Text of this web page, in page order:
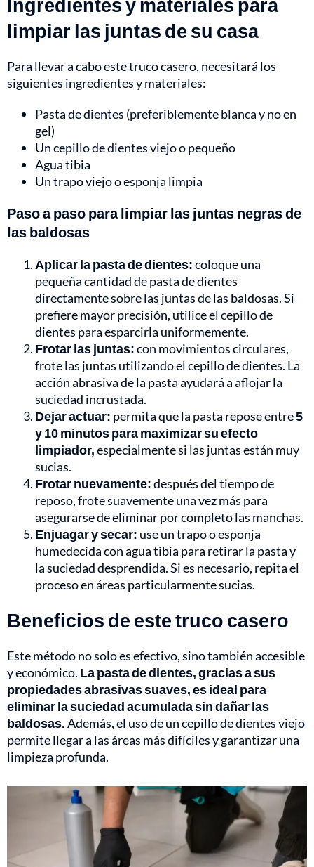
Ingredientes y materiales para
limpiar las juntas de su casa
Para llevar a cabo este truco casero, necesitará los
siguientes ingredientes y materiales:
Pasta de dientes (preferiblemente blanca y no en
gel)
Un cepillo de dientes viejo o pequeño
Agua tibia
Un trapo viejo o esponja limpia
Paso a paso para limpiar las juntas negras de
las baldosas
Aplicar la pasta de dientes:coloque una
pequeña cantidad de pasta de dientes
directamente sobre las juntas de las baldosas. Si
prefiere mayor precisión, utilice el cepillo de
dientes para esparcirla uniformemente.
Frotar las juntas:con movimientos circulares,
frote las juntas utilizando el cepillo de dientes. La
acción abrasiva de la pasta ayudará a aflojar la
suciedad incrustada.
Dejar actuar: permita que la pasta repose entre5
y 10 minutos para maximizar su efecto
limpiador,especialmente si las juntas están muy
sucias.
Frotar nuevamente:después del tiempo de
reposo, frote suavemente una vez más para
asegurarse de eliminar por completo las manchas.
Enjuagar y secar: use un trapo o esponja
humedecida con agua tibia para retirar la pasta y
la suciedad desprendida. Si es necesario, repita el
proceso en áreas particularmente sucias.
Beneficios de este truco casero
Este método no solo es efectivo, sino también accesible
y económico. La pasta de dientes, gracias a sus
propiedades abrasivas suaves, es ideal para
eliminar la suciedad acumulada sin dañar las
baldosas.Además, el uso de un cepillo de dientes viejo
permite llegar a las áreas más difíciles y garantizar una
limpieza profunda.